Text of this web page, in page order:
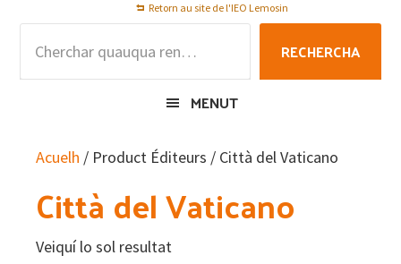
Retorn au site de l'IEO Lemosin
RECHERCHA
MENUT
Acuelh / Product Éditeurs / Città del Vaticano
Città del Vaticano
Veiquí lo sol resultat